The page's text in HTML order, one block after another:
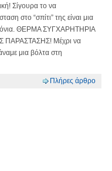
Σίγουρα το να
στο “σπίτι” της είναι μια
ΘΕΡΜΑ ΣΥΓΧΑΡΗΤΗΡΙΑ
Μέχρι να
μια βόλτα στη
Πλήρες άρθρο